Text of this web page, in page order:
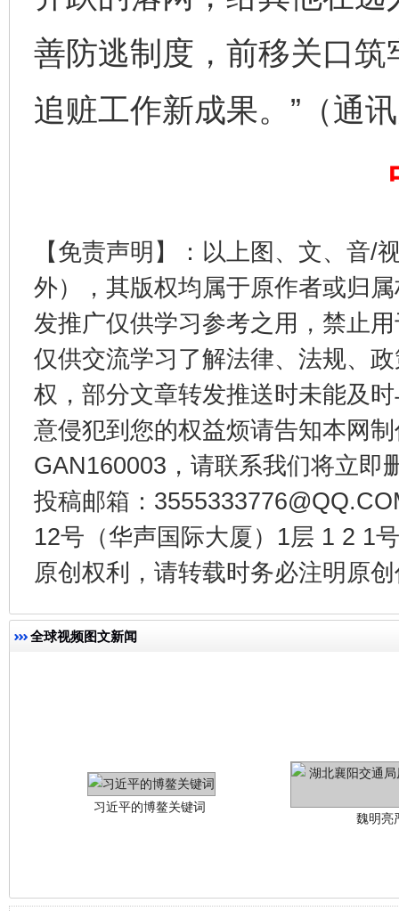
善防逃制度，前移关口
追赃工作新成果。”（通
【免责声明】：以上图、文、音/
外），其版权均属于原作者或归
发推广仅供学习参考之用，禁止
仅供交流学习了解法律、法规、
权，部分文章转发推送时未能及
意侵犯到您的权益烦请告知本网
GAN160003，请联系我们将立即
投稿邮箱：
12号（华声国际大厦）1层 1 2 1
原创权利，请转载时务必注明原
全球视频图文新闻
这是一记警钟！ 谢
今